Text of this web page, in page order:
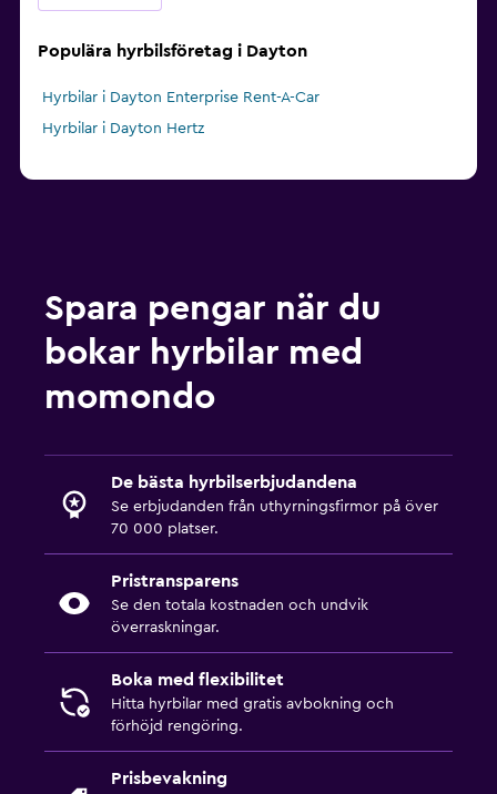
Populära hyrbilsföretag i Dayton
Hyrbilar i Dayton Enterprise Rent-A-Car
Hyrbilar i Dayton Hertz
Spara pengar när du
bokar hyrbilar med
momondo
De bästa hyrbilserbjudandena
Se erbjudanden från uthyrningsfirmor på över
70 000 platser.
Pristransparens
Se den totala kostnaden och undvik
överraskningar.
Boka med flexibilitet
Hitta hyrbilar med gratis avbokning och
förhöjd rengöring.
Prisbevakning